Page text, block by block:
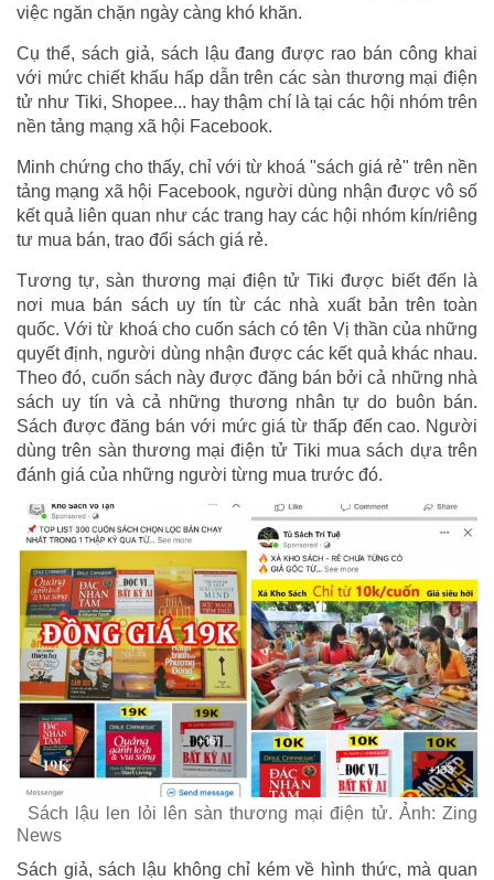
việc ngăn chặn ngày càng khó khăn.
Cụ thể, sách giả, sách lậu đang được rao bán công khai
với mức chiết khấu hấp dẫn trên các sàn thương mại điện
tử như Tiki, Shopee... hay thậm chí là tại các hội nhóm trên
nền tảng mạng xã hội Facebook.
Minh chứng cho thấy, chỉ với từ khoá "sách giá rẻ" trên nền
tảng mạng xã hội Facebook, người dùng nhận được vô số
kết quả liên quan như các trang hay các hội nhóm kín/riêng
tư mua bán, trao đổi sách giá rẻ.
Tương tự, sàn thương mại điện tử Tiki được biết đến là
nơi mua bán sách uy tín từ các nhà xuất bản trên toàn
quốc. Với từ khoá cho cuốn sách có tên Vị thần của những
quyết định, người dùng nhận được các kết quả khác nhau.
Theo đó, cuốn sách này được đăng bán bởi cả những nhà
sách uy tín và cả những thương nhân tự do buôn bán.
Sách được đăng bán với mức giá từ thấp đến cao. Người
dùng trên sàn thương mại điện tử Tiki mua sách dựa trên
đánh giá của những người từng mua trước đó.
Sách lậu len lỏi lên sàn thương mại điện tử. Ảnh: Zing
News
Sách giả, sách lậu không chỉ kém về hình thức, mà quan